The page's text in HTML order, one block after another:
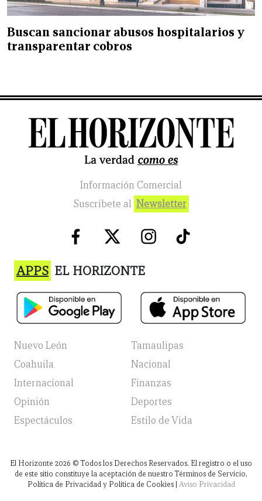
Buscan sancionar abusos hospitalarios y
transparentar cobros
Información Comercial
Suscribete al Newsletter
APPS EL HORIZONTE
Nuevo León
Tamaulipas
Coahuila
Nacional
Internacional
Finanzas
Opinión
Deportes
Espectáculos
Estilo de Vida
El Horizonte 2026 © Todos los Derechos Reservados. El registro o el uso
de este sitio constituye la aceptación de nuestro Términos de Servicio,
Política de Privacidad y Política de Cookies | Aviso Privacidad